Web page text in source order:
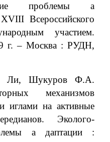
проблемы а
Всероссийского
участием.
г. – Москва : РУДН,
Шукуров Ф.А.
механизмов
иглами на активные
Эколого-
а даптации :